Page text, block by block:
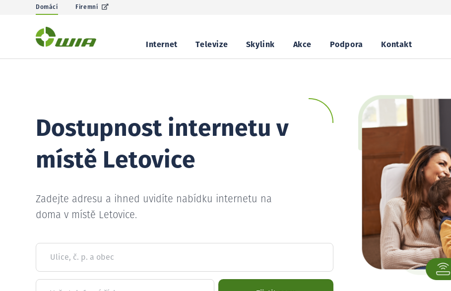
Domácí Firemní
Internet Televize Skylink Akce Podpora Kontakt
Dostupnost internetu v
místě Letovice
Zadejte adresu a ihned uvidíte nabídku internetu na
doma v místě Letovice.
Ulice, č. p. a obec